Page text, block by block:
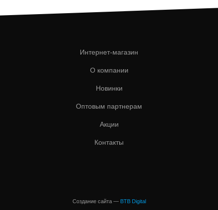
Интернет-магазин
О компании
Новинки
Оптовым партнерам
Акции
Контакты
Создание сайта — BTB Digital